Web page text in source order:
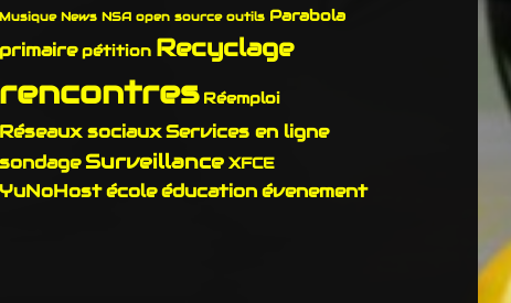
Musique News NSA open source outils Parabola
primaire pétition Recyclage
rencontres Réemploi
Réseaux sociauxServices en ligne
sondageSurveillance XFCE
YuNoHostécoleéducationévenement